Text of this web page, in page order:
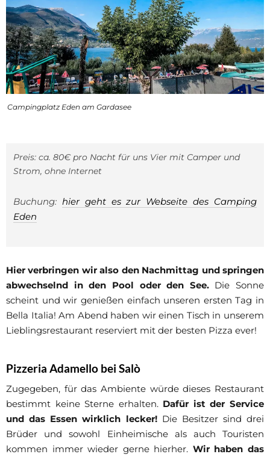
Campingplatz Eden am Gardasee
Preis: ca. 80€ pro Nacht für uns Vier mit Camper und
Strom, ohne Internet
Buchung: hier geht es zur Webseite des Camping
Eden
Hier verbringen wir also den Nachmittag und springen
abwechselnd in den Pool oder den See.Die Sonne
scheint und wir genießen einfach unseren ersten Tag in
Bella Italia! Am Abend haben wir einen Tisch in unserem
Lieblingsrestaurant reserviert mit der besten Pizza ever!
Pizzeria Adamello bei Salò
Zugegeben, für das Ambiente würde dieses Restaurant
bestimmt keine Sterne erhalten. Dafür ist der Service
und das Essen wirklich lecker!Die Besitzer sind drei
Brüder und sowohl Einheimische als auch Touristen
kommen immer wieder gerne hierher. Wir haben das